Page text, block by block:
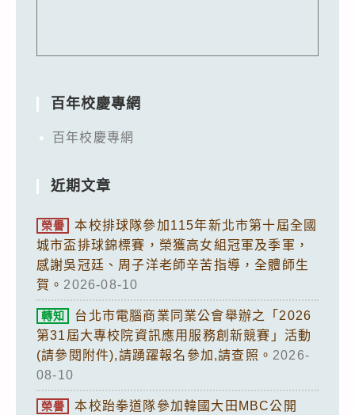
百年校慶專網
百年校慶專網
近期文章
榮譽
本校排球隊參加115年新北市第十屆全國
城市盃排球錦標賽，榮獲高女組冠軍及季軍，
感謝吳冠廷、周子洋老師辛苦指導，全體師生
賀。 2026-08-10
轉知
台北市電腦商業同業公會舉辦之「2026
第31屆大專校院資訊應用服務創新競賽」活動
(請參閱附件),請踴躍報名參加,請查照。 2026-
08-10
榮譽
本校跆拳道隊參加韓國大田MBC公開